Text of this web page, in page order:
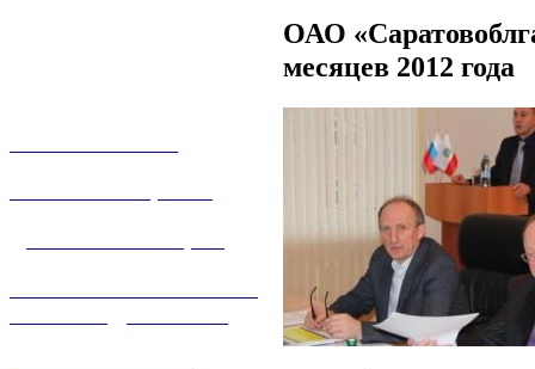
ОАО
месяцев 2012 года